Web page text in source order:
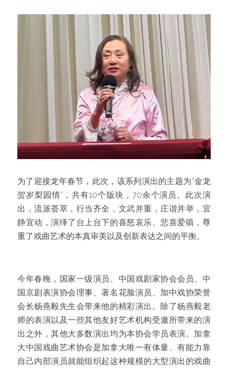
为了迎接龙年春节，此次，该系列演出的主题为“金龙
贺岁梨园情”，共有10个版块，70余个演员。此次演
出，流派荟萃，行当齐全，文武并重，庄谐并举，宜
静宜动，演绎了台上台下的喜怒哀乐、悲喜爱嗔，尊
重了戏曲艺术的本真审美以及创新表达之间的平衡。
今年春晚，国家一级演员、中国戏剧家协会会员、中
国京剧表演协会理事、著名花脸演员、加中戏协荣誉
会长杨燕毅先生会带来他的精彩演出。除了杨燕毅老
师的表演以及一些其他友好艺术机构受邀所带来的演
出之外，其他大多数演出均为本协会学员表演。加拿
大中国戏曲艺术协会是加拿大唯一有体量、有能力靠
自己内部演员就能组织起这种规模的大型演出的戏曲